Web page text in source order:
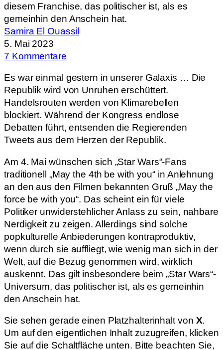
diesem Franchise, das politischer ist, als es
gemeinhin den Anschein hat.
Samira El Ouassil
5. Mai 2023
7 Kommentare
Es war einmal gestern in unserer Galaxis … Die
Republik wird von Unruhen erschüttert.
Handelsrouten werden von Klimarebellen
blockiert. Während der Kongress endlose
Debatten führt, entsenden die Regierenden
Tweets aus dem Herzen der Republik.
Am 4. Mai wünschen sich „Star Wars“-Fans
traditionell „May the 4th be with you“ in Anlehnung
an den aus den Filmen bekannten Gruß „May the
force be with you“. Das scheint ein für viele
Politiker unwiderstehlicher Anlass zu sein, nahbare
Nerdigkeit zu zeigen. Allerdings sind solche
popkulturelle Anbiederungen kontraproduktiv,
wenn durch sie auffliegt, wie wenig man sich in der
Welt, auf die Bezug genommen wird, wirklich
auskennt. Das gilt insbesondere beim „Star Wars“-
Universum, das politischer ist, als es gemeinhin
den Anschein hat.
Sie sehen gerade einen Platzhalterinhalt von X.
Um auf den eigentlichen Inhalt zuzugreifen, klicken
Sie auf die Schaltfläche unten. Bitte beachten Sie,